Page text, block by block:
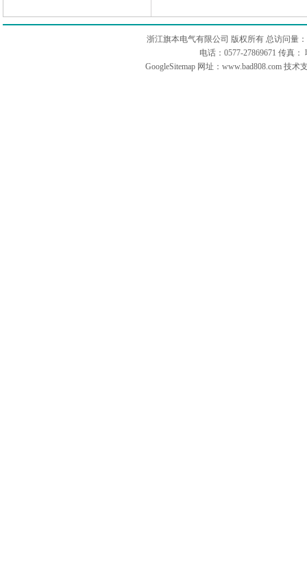
浙江旗本电气有限公司 版权所有 总访问量：
电话：0577-27869671 传真
GoogleSitemap 网址：www.bad808.com 技